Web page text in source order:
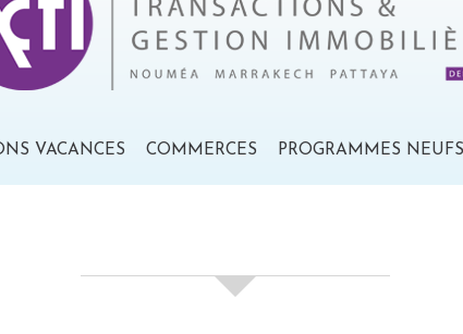
VACANCES COMMERCES PROGRAMMES